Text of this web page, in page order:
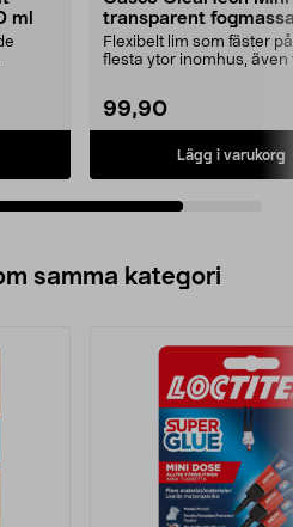
ml
transparent
inomhus, 40 ml
Flexibelt lim som fäster
flesta ytor inomhus, även
99,90
Lägg i varukorg
samma kategori